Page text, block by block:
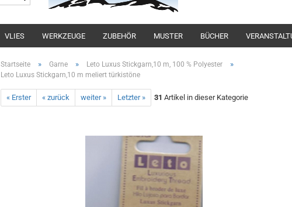
VLIES WERKZEUGE ZUBEHÖR MUSTER BÜCHER
Startseite » Garne » Leto Luxus Stickgarn,10 m, 100 % Polyester »
Leto Luxus Stickgarn,10 m meliert türkistöne
« Erster « zurück weiter » Letzter » 31 Artikel in dieser Kategorie